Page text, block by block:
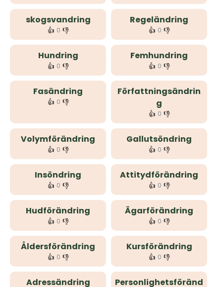
skogsvandring
👍 0 👎
Regeländring
👍 0 👎
Hundring
👍 0 👎
Femhundring
👍 0 👎
Fasändring
👍 0 👎
Författningsändrin
g
👍 0 👎
Volymförändring
👍 0 👎
Gallutsöndring
👍 0 👎
Insöndring
👍 0 👎
Attitydförändring
👍 0 👎
Hudförändring
👍 0 👎
Ägarförändring
👍 0 👎
Åldersförändring
👍 0 👎
Kursförändring
👍 0 👎
Adressändring Personlighetsföränd